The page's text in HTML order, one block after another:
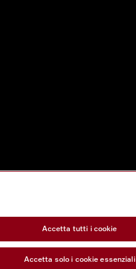
Accetta tutti i cookie
Accetta solo i cookie essenziali